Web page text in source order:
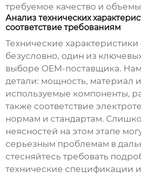
требуемое качество и
Анализ технических
соответствие требованиям
Технические характеристики
безусловно, один из
выборе OEM-поставщика.
детали: мощность, материал
используемые компоненты,
также соответствие
нормам и стандартам.
неясностей на этом этапе
серьезным проблемам в
стесняйтесь требовать
технические спецификации